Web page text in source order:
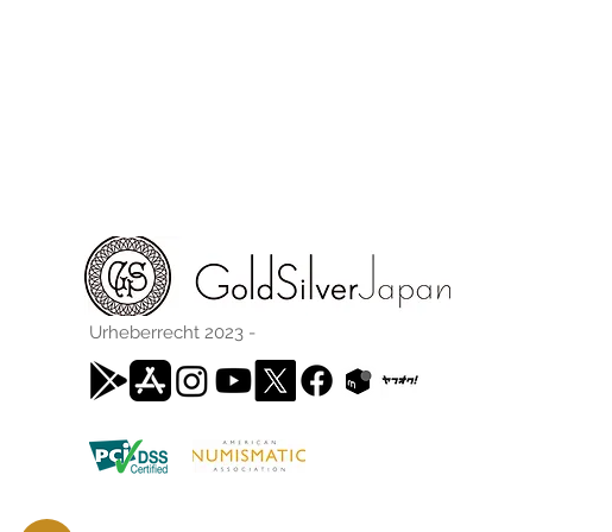
Urheberrecht 2023 -